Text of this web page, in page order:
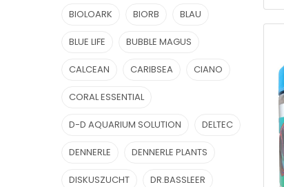
BIOLOARK BIORB BLAU
BLUE LIFE BUBBLE MAGUS
CALCEAN CARIBSEA CIANO
CORAL ESSENTIAL
D-D AQUARIUM SOLUTION DELTEC
DENNERLE DENNERLE PLANTS
DISKUSZUCHT DR.BASSLEER